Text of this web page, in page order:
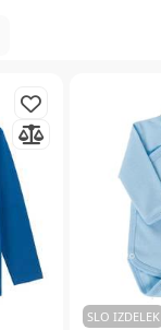
SLO IZDELEK